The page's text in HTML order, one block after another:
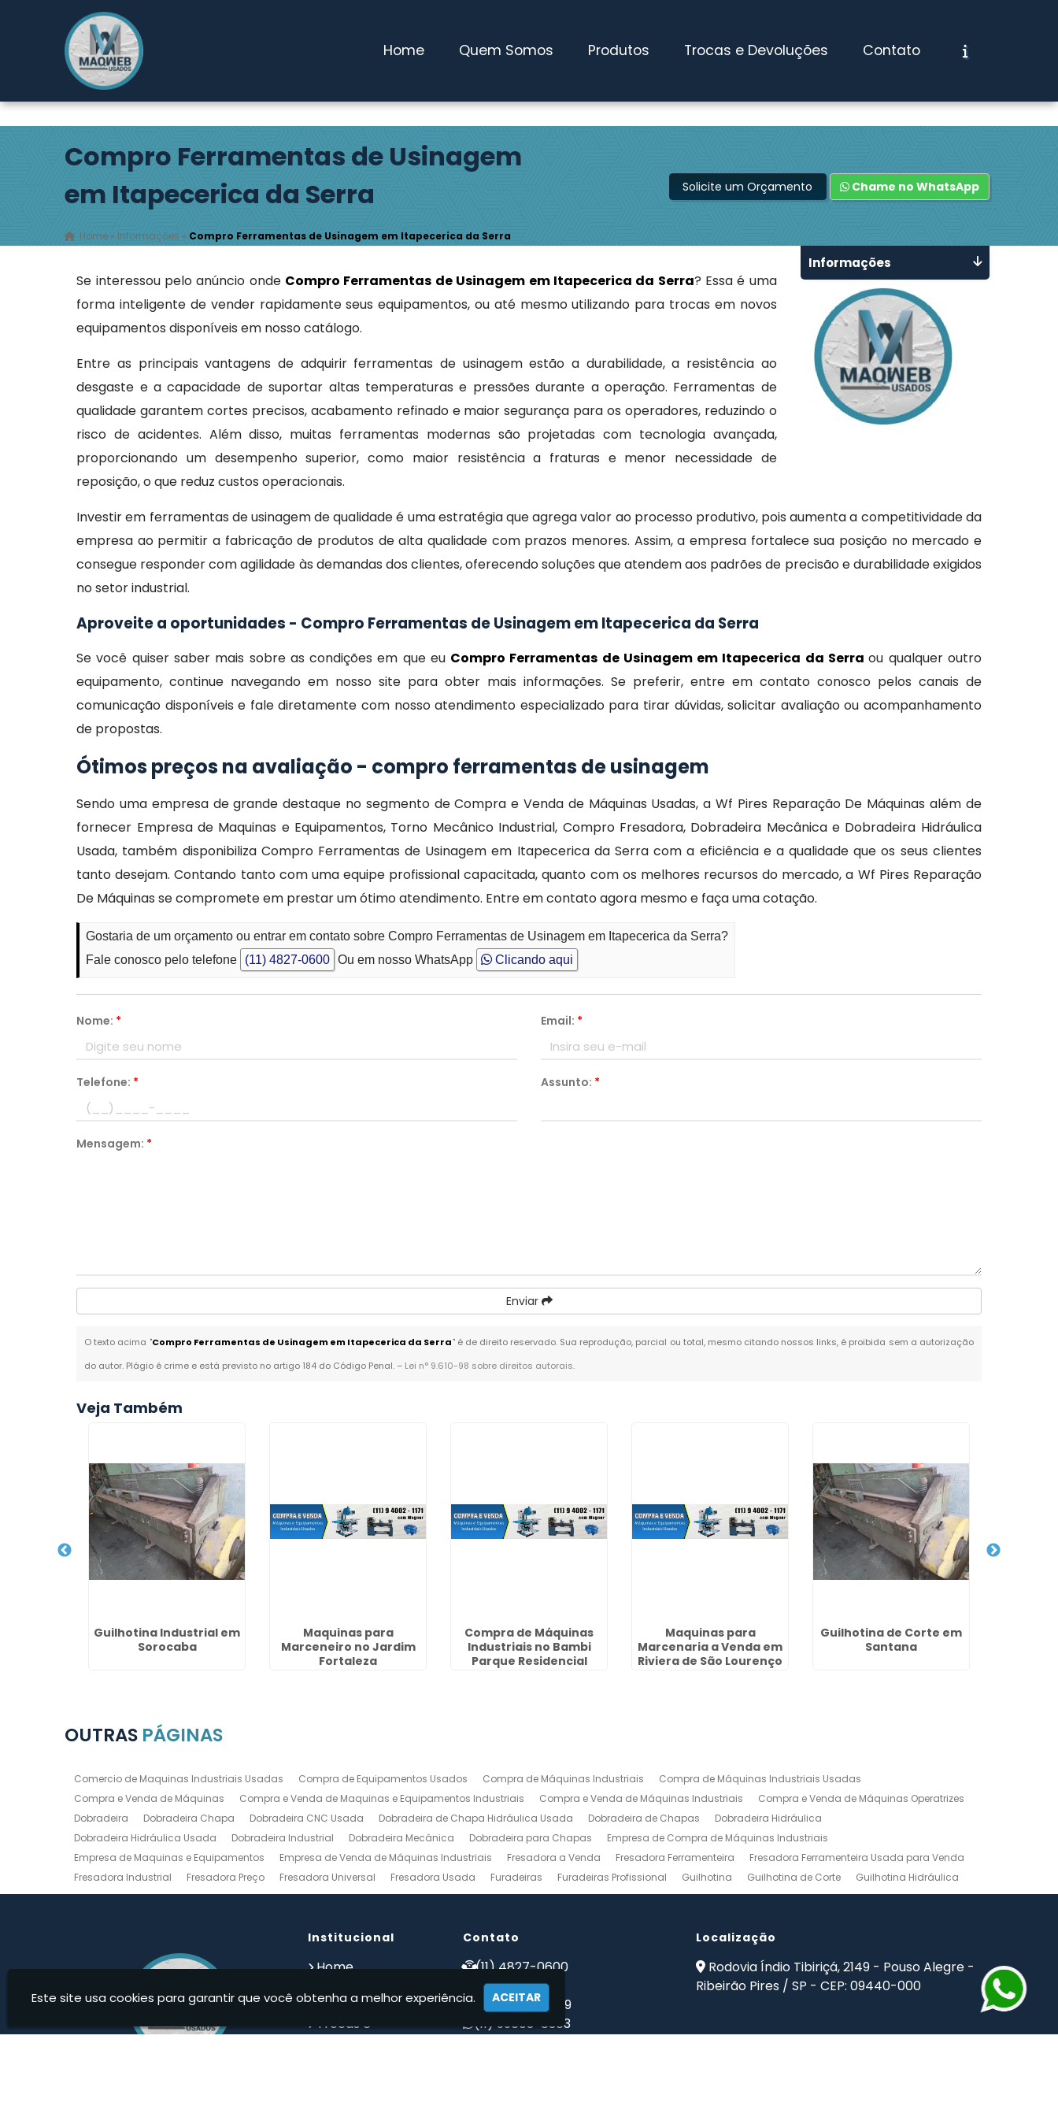
Rodovia Índio Tibiriçá, 2149 - Pouso Alegre - Ribeirão Pires / SP
Compro Ferramentas de Usinagem
em Itapecerica da Serra
Home » Informações » Compro Ferramentas de Usinagem em Itapecerica da Serra
Solicite um Orçamento Chame no WhatsApp
Se interessou pelo anúncio onde Compro Ferramentas de Usinagem em Itapecerica da Serra? Essa é uma
forma inteligente de vender rapidamente seus equipamentos, ou até mesmo utilizando para trocas em novos
equipamentos disponíveis em nosso catálogo.
Entre as principais vantagens de adquirir ferramentas de usinagem estão a durabilidade, a resistência ao
desgaste e a capacidade de suportar altas temperaturas e pressões durante a operação. Ferramentas de
qualidade garantem cortes precisos, acabamento refinado e maior segurança para os operadores, reduzindo o
risco de acidentes. Além disso, muitas ferramentas modernas são projetadas com tecnologia avançada,
proporcionando um desempenho superior, como maior resistência a fraturas e menor necessidade de
reposição, o que reduz custos operacionais.
Investir em ferramentas de usinagem de qualidade é uma estratégia que agrega valor ao processo produtivo, pois aumenta a competitividade da
empresa ao permitir a fabricação de produtos de alta qualidade com prazos menores. Assim, a empresa fortalece sua posição no mercado e
consegue responder com agilidade às demandas dos clientes, oferecendo soluções que atendem aos padrões de precisão e durabilidade exigidos
no setor industrial.
Aproveite a oportunidades - Compro Ferramentas de Usinagem em Itapecerica da Serra
Se você quiser saber mais sobre as condições em que eu Compro Ferramentas de Usinagem em Itapecerica da Serraou qualquer outro
equipamento, continue navegando em nosso site para obter mais informações. Se preferir, entre em contato conosco pelos canais de
comunicação disponíveis e fale diretamente com nosso atendimento especializado para tirar dúvidas, solicitar avaliação ou acompanhamento
de propostas.
Ótimos preços na avaliação - compro ferramentas de usinagem
Sendo uma empresa de grande destaque no segmento de Compra e Venda de Máquinas Usadas, a Wf Pires Reparação De Máquinas além de
fornecer Empresa de Maquinas e Equipamentos, Torno Mecânico Industrial, Compro Fresadora, Dobradeira Mecânica e Dobradeira Hidráulica
Usada, também disponibiliza Compro Ferramentas de Usinagem em Itapecerica da Serra com a eficiência e a qualidade que os seus clientes
tanto desejam. Contando tanto com uma equipe profissional capacitada, quanto com os melhores recursos do mercado, a Wf Pires Reparação
De Máquinas se compromete em prestar um ótimo atendimento. Entre em contato agora mesmo e faça uma cotação.
Gostaria de um orçamento ou entrar em contato sobre Compro Ferramentas de Usinagem em Itapecerica da Serra?
Fale conosco pelo telefone
(11) 4827-0600 Ou em nosso WhatsApp Clicando aqui
Nome: * Email: *
Telefone: * Assunto: *
Mensagem: *
Enviar
O texto acima "Compro Ferramentas de Usinagem em Itapecerica da Serra" é de direito reservado. Sua reprodução, parcial ou total, mesmo citando nossos links, é proibida sem a autorização
do autor. Plágio é crime e está previsto no artigo 184 do Código Penal. – Lei n° 9.610-98 sobre direitos autorais.
Informações
Veja Também
Guilhotina Industrial em
Sorocaba
Maquinas para
Marceneiro no Jardim
Fortaleza
Compra de Máquinas
Industriais no Bambi
Parque Residencial
Maquinas para
Marcenaria a Venda em
Riviera de São Lourenço
Guilhotina de Corte em
Santana
OUTRAS PÁGINAS
Comercio de Maquinas Industriais Usadas Compra de Equipamentos Usados Compra de Máquinas Industriais
Compra de Máquinas Industriais Usadas
Compra e Venda de Máquinas
Compra e Venda de Maquinas e Equipamentos Industriais Compra e Venda de Máquinas Industriais
Compra e Venda de Máquinas Operatrizes
Dobradeira
Dobradeira Chapa Dobradeira CNC Usada Dobradeira de Chapa Hidráulica Usada Dobradeira de Chapas
Dobradeira Hidráulica
Dobradeira Hidráulica Usada
Dobradeira Industrial Dobradeira Mecânica Dobradeira para Chapas
Empresa de Compra de Máquinas Industriais
Empresa de Maquinas e Equipamentos
Empresa de Venda de Máquinas Industriais Fresadora a Venda Fresadora Ferramenteira
Fresadora Ferramenteira Usada para Venda
Fresadora Industrial
Fresadora Preço Fresadora Universal Fresadora Usada Furadeiras Furadeiras Profissional Guilhotina Guilhotina de Corte
Guilhotina Hidráulica
Guilhotina Industrial
Guilhotina Industrial para Chapas de Aço Maquinas para Marcenaria Maquinas para Marcenaria a Venda
Maquinas para Marceneiro
Torno Mecânico Usado Barato Venda de Máquinas Industriais Venda de Máquinas Industriais Usadas
Ferramentas Industriais Compra e Venda
Compro Torno Mecanico
Institucional
Home
Produtos
Trocas e
Contato
(11) 4827-0600
(11) 94002-1171
(11) 97223-4869
(11) 99603-8303
Localização
Rodovia Índio Tibiriçá, 2149 - Pouso Alegre -
Ribeirão Pires / SP - CEP: 09440-000
Este site usa cookies para garantir que você obtenha a melhor experiência. ACEITAR